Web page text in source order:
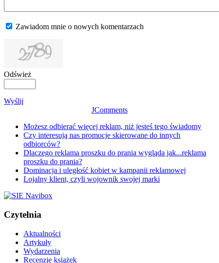
Zawiadom mnie o nowych komentarzach
Odśwież
Wyślij
JComments
Możesz odbierać więcej reklam, niż jesteś tego świadomy
Czy interesują nas promocje skierowane do innych
odbiorców?
Dlaczego reklama proszku do prania wygląda jak...reklama
proszku do prania?
Dominacja i uległość kobiet w kampanii reklamowej
Lojalny klient, czyli wojownik swojej marki
Czytelnia
Aktualności
Artykuły
Wydarzenia
Recenzje książek